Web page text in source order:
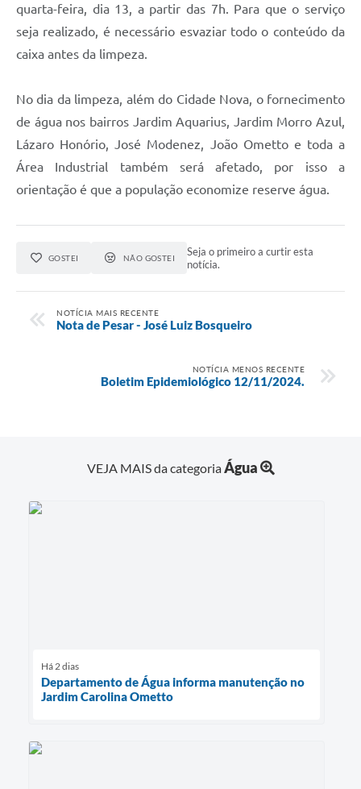
quarta-feira, dia 13, a partir das 7h. Para que o serviço
seja realizado, é necessário esvaziar todo o conteúdo da
caixa antes da limpeza.
No dia da limpeza, além do Cidade Nova, o fornecimento
de água nos bairros Jardim Aquarius, Jardim Morro Azul,
Lázaro Honório, José Modenez, João Ometto e toda a
Área Industrial também será afetado, por isso a
orientação é que a população economize reserve água.
GOSTEI NÃO GOSTEI
Seja o primeiro a curtir esta
notícia.
NOTÍCIA MAIS RECENTE
Nota de Pesar - José Luiz Bosqueiro
NOTÍCIA MENOS RECENTE
Boletim Epidemiológico 12/11/2024.
VEJA MAIS da categoriaÁgua
Há 2 dias
Departamento de Água informa manutenção no
Jardim Carolina Ometto